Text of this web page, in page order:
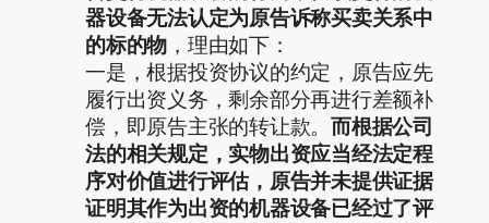
器设备无法认定为原告诉称买卖关系中
的标的物 ，理由如下：
一是，根据投资协议的约定，原告应先
履行出资义务，剩余部分再进行差额补
偿，即原告主张的转让款。而根据公司
法的相关规定，实物出资应当经法定程
序对价值进行评估，原告并未提供证据
证明其作为出资的机器设备已经过了评